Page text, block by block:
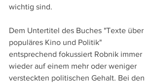
wichtig sind.
Dem Untertitel des Buches "Texte über
populäres Kino und Politik"
entsprechend fokussiert Robnik immer
wieder auf einem mehr oder weniger
versteckten politischen Gehalt. Bei den